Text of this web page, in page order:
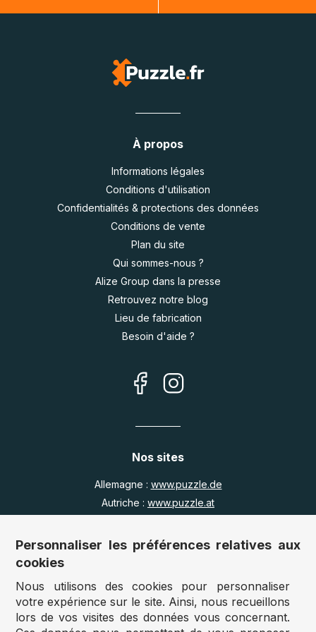
À propos
Informations légales
Conditions d'utilisation
Confidentialités & protections des données
Conditions de vente
Plan du site
Qui sommes-nous ?
Alize Group dans la presse
Retrouvez notre blog
Lieu de fabrication
Besoin d'aide ?
Nos sites
Allemagne : www.puzzle.de
Autriche : www.puzzle.at
Royaume Uni :
www.jigsawpuzzle.co.uk
Accès revendeurs / détaillants
Vous avez un magasin ?
Personnaliser les préférences relatives aux
cookies
Nous utilisons des cookies pour personnaliser
votre expérience sur le site. Ainsi, nous recueillons
lors de vos visites des données vous concernant.